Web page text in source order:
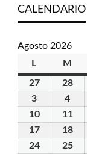
CALENDARIO
Agosto 2026
L
M
2727
Luglio
2026
2828
3
Agosto
2026
4
2026
1010
Agosto
2026
1111
1717
Agosto
1818
2424
2525